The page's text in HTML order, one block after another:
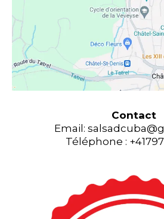
Contact
Email:
Téléphone :